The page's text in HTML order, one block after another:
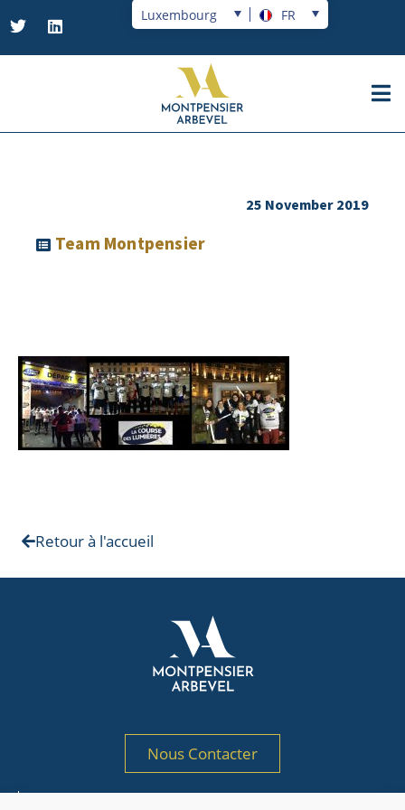
Luxembourg FR
25 November 2019
Team Montpensier
Retour à l'accueil
Nous Contacter